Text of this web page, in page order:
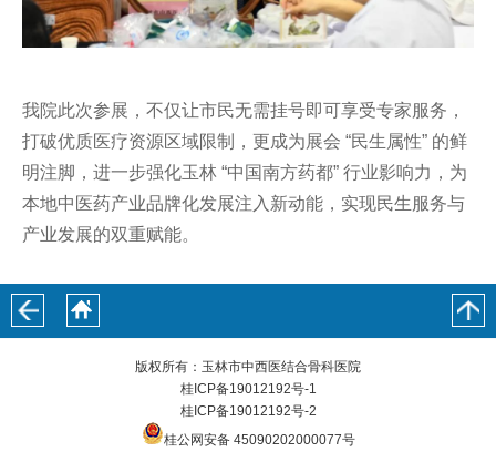
我院此次参展，不仅让市民无需挂号即可享受专家服务，
打破优质医疗资源区域限制，更成为展会 “民生属性” 的鲜
明注脚，进一步强化玉林 “中国南方药都” 行业影响力，为
本地中医药产业品牌化发展注入新动能，实现民生服务与
产业发展的双重赋能。
版权所有：玉林市中西医结合骨科医院
桂ICP备19012192号-1
桂ICP备19012192号-2
桂公网安备 45090202000077号